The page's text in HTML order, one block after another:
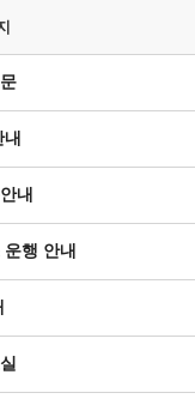
내
행 안내